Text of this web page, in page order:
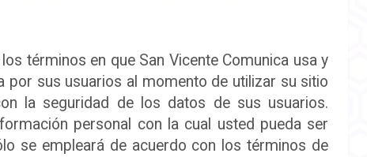
términos en que San Vicente Comunica usa y
sus usuarios al momento de utilizar su sitio
la seguridad de los datos de sus usuarios.
personal con la cual usted pueda ser
se empleará de acuerdo con los términos de